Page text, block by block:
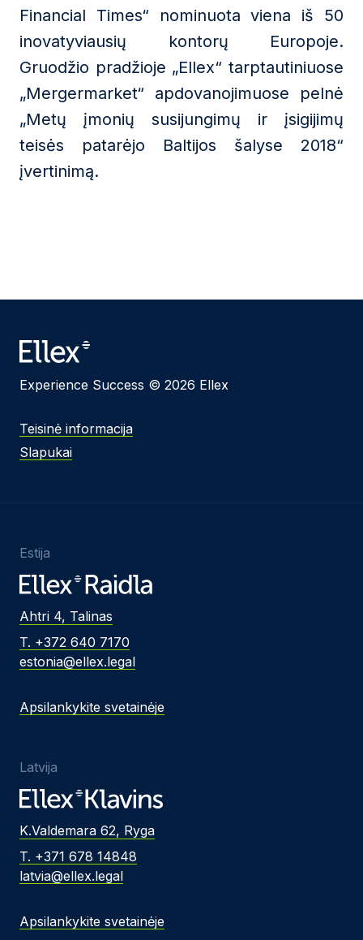
Financial Times“ nominuota viena iš 50
inovatyviausių kontorų Europoje.
Gruodžio pradžioje „Ellex“ tarptautiniuose
„Mergermarket“ apdovanojimuose pelnė
„Metų įmonių susijungimų ir įsigijimų
teisės patarėjo Baltijos šalyse 2018“
įvertinimą.
Experience Success © 2026 Ellex
Teisinė informacija
Slapukai
Estija
Ahtri 4, Talinas
T. +372 640 7170
estonia@ellex.legal
Apsilankykite svetainėje
Latvija
K.Valdemara 62, Ryga
T. +371 678 14848
latvia@ellex.legal
Apsilankykite svetainėje